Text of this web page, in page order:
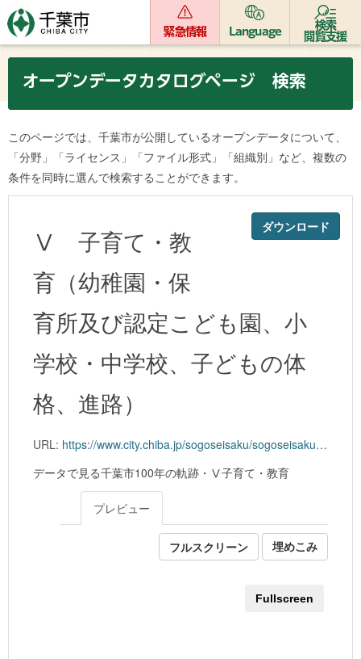
緊急情報 Language
検索
閲覧支援
オープンデータカタログページ 検索
このページでは、千葉市が公開しているオープンデータについて、
「分野」「ライセンス」「ファイル形式」「組織別」など、複数の
条件を同時に選んで検索することができます。
ダウンロード
Ⅴ 子育て・教
育（幼稚園・保
育所及び認定こども園、小
学校・中学校、子どもの体
格、進路）
URL: https://www.city.chiba.jp/sogoseisaku/sogoseisaku/identitysuishin/documents/5_education.xlsx
データで見る千葉市100年の軌跡・Ⅴ子育て・教育
プレビュー
フルスクリーン 埋めこみ
Fullscreen